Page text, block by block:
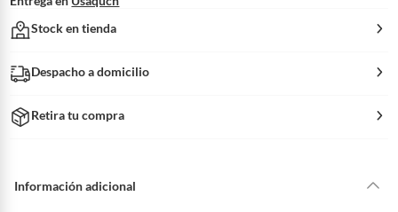
Stock en tienda
Despacho a domicilio
Retira tu compra
Información adicional